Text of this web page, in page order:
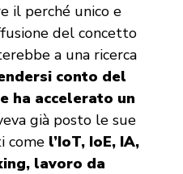
il perché unico e
del concetto
a una ricerca
conto del
ha accelerato un
già posto le sue
come l’IoT, IoE, IA,
lavoro da